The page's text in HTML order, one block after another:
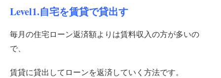
Level1.自宅を賃貸で貸出す
毎月の住宅ローン返済額よりは賃料収入の方が多いの
で、
賃貸に貸出してローンを返済していく方法です。